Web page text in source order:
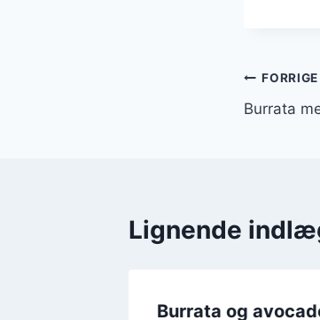
FORRIGE
Burrata
Lignende
Burrata og